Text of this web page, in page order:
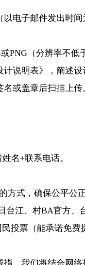
电子邮件发出时间
（分辨率不低
说明表》，阐述
或盖章后扫描上传
名+联系电话。
式，确保公平公
台江、村BA官方
投票（能承诺免
我们将结合网络